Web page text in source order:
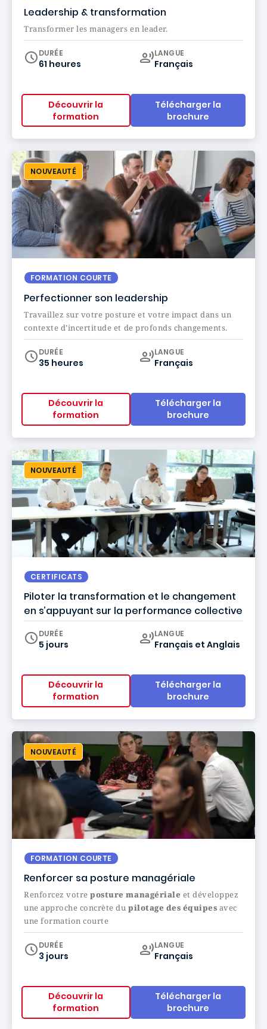
Leadership & transformation
Transformer les managers en leader.
DURÉE
61 heures
Curriculum
LANGUE
Français
Découvrir la
formation
Télécharger la
brochure
NOUVEAUTÉ
FORMATION COURTE
Perfectionner son leadership
Travaillez sur votre posture et votre impact dans un
contexte d’incertitude et de profonds changements.
DURÉE
35 heures
Curriculum
LANGUE
Français
Découvrir la
formation
Télécharger la
brochure
NOUVEAUTÉ
CERTIFICATS
Piloter la transformation et le changement
en s’appuyant sur la performance collective
DURÉE
5 jours
Curriculum
LANGUE
Français et Anglais
Découvrir la
formation
Télécharger la
brochure
NOUVEAUTÉ
FORMATION COURTE
Renforcer sa posture managériale
Renforcez votreposture managériale et développez
une approche concrète du pilotage des équipes avec
une formation courte
DURÉE
3 jours
Curriculum
LANGUE
Français
Découvrir la
formation
Télécharger la
brochure